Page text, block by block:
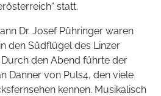
statt.
Dr. Josef Pühringer waren
den Südflügel des Linzer
den Abend führte der
Danner von Puls4, den viele
kennen. Musikalisch